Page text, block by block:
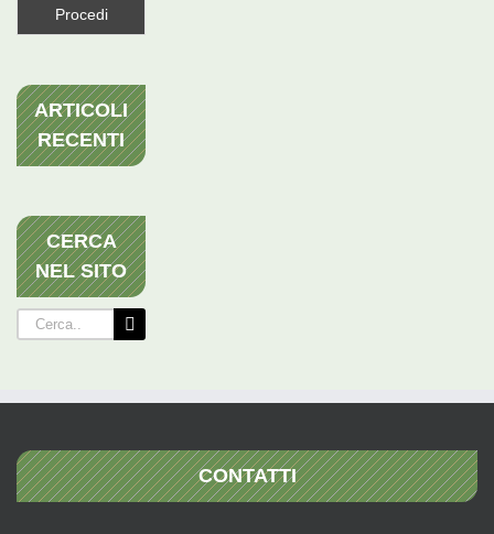
ARTICOLI
RECENTI
CERCA
NEL SITO
Cerca
per:
CONTATTI